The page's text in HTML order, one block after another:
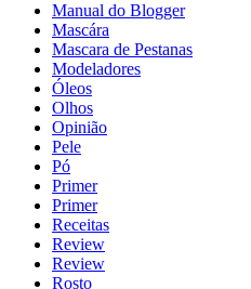
Manual do Blogger
Mascára
Mascara de Pestanas
Modeladores
Óleos
Olhos
Opinião
Pele
Pó
Primer
Primer
Receitas
Review
Review
Rosto